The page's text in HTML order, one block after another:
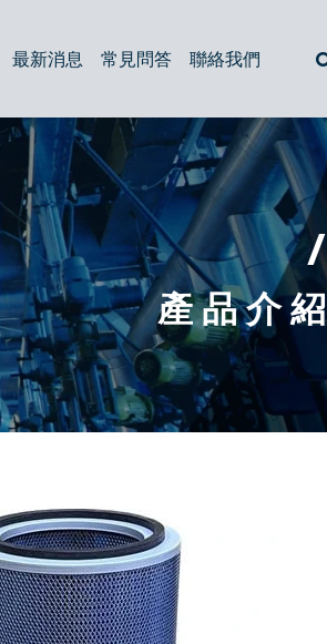
防塵套
最新消息 常見問答 聯絡我們
/
產 品 介 紹